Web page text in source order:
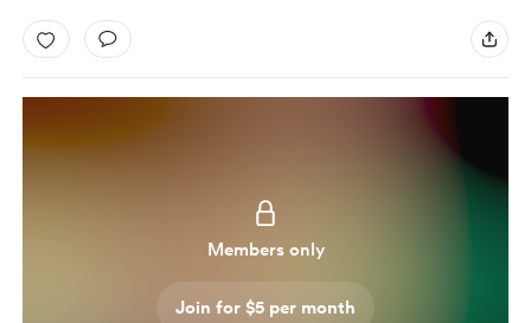
Members only
Join for $5 per month